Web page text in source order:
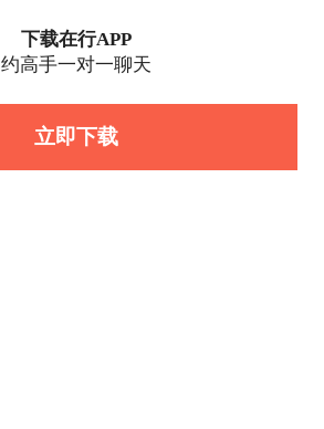
下载在行APP
约高手一对一聊天
立即下载